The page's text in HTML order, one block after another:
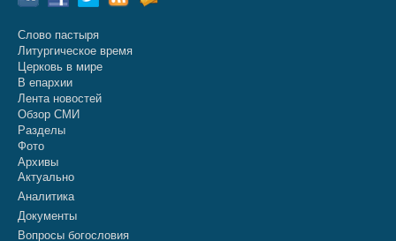
Слово пастыря
Литургическое время
Церковь в мире
В епархии
Лента новостей
Обзор СМИ
Разделы
Фото
Архивы
Актуально
Аналитика
Документы
Вопросы богословия